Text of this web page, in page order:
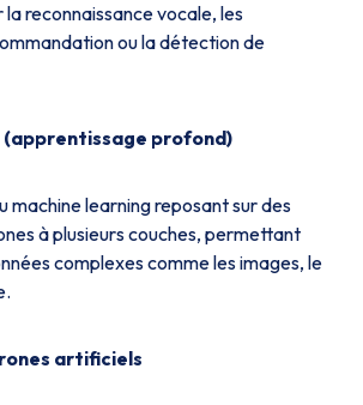
reconnaissance vocale, les
ou la détection de
(apprentissage profond)
machine learning reposant sur des
à plusieurs couches, permettant
complexes comme les images, le
artificiels